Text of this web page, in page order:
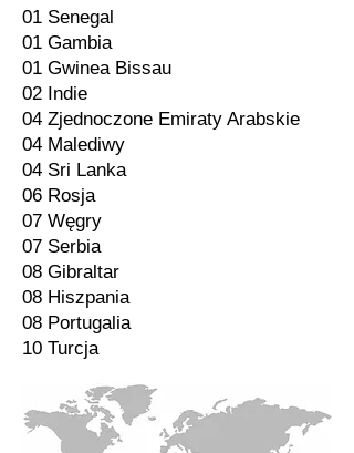
01 Senegal
01 Gambia
01 Gwinea Bissau
02 Indie
04 Zjednoczone Emiraty Arabskie
04 Malediwy
04 Sri Lanka
06 Rosja
07 Węgry
07 Serbia
08 Gibraltar
08 Hiszpania
08 Portugalia
10 Turcja